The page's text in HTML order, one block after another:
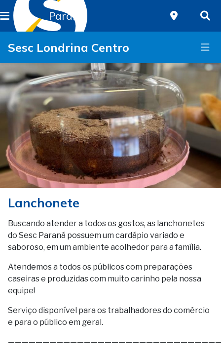
Paraná
Sesc Londrina Centro
Lanchonete
Buscando atender a todos os gostos, as lanchonetes
do Sesc Paraná possuem um cardápio variado e
saboroso, em um ambiente acolhedor para a família.
Atendemos a todos os públicos com preparações
caseiras e produzidas com muito carinho pela nossa
equipe!
Serviço disponível para os trabalhadores do comércio
e para o público em geral.